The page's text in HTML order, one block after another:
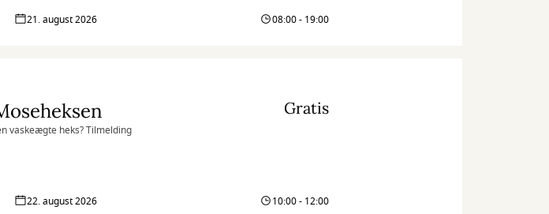
21. august 2026 08:00 - 19:00
vaskeægte heks? Tilmelding
Gratis
22. august 2026 10:00 - 12:00